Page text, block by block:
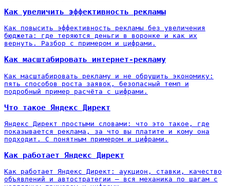
Как увеличить эффективность рекламы
Как повысить эффективность рекламы без увеличения
бюджета: где теряются деньги в воронке и как их
вернуть. Разбор с примером и цифрами.
Как масштабировать интернет-рекламу
Как масштабировать рекламу и не обрушить экономику:
пять способов роста заявок, безопасный темп и
подробный пример расчёта с цифрами.
Что такое Яндекс Директ
Яндекс Директ простыми словами: что это такое, где
показывается реклама, за что вы платите и кому она
подходит. С понятным примером и цифрами.
Как работает Яндекс Директ
Как работает Яндекс Директ: аукцион, ставки, качество
объявлений и автостратегии — вся механика по шагам с